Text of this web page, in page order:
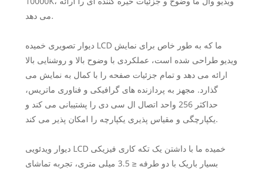
می دهد.
دیوار تصویری خمیده LCD ما که به طور خاص برای نمایش
ویدیو طراحی شده است، عملکردی با وضوح بالا و روشنایی بالا
ارائه می دهد و تمام جزئیات صفحه را با کمال به نمایش می
گذارد. مجهز به پردازنده های گرافیکی و فناوری ماتریس،
حداکثر 256 واحد اتصال ال سی دی را پشتیبانی می کند و
یکپارچگی و مقیاس پذیری یکپارچه را امکان پذیر می کند.
دیوار ویدئویی LCD خمیده ما با داشتن یک تکه کاری فیزیکی
بسیار باریک با دو طرفه ≤ 3.5 میلی متری، تجربه تماشای